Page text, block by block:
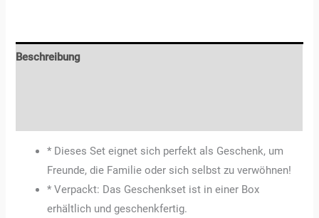
Beschreibung
* Dieses Set eignet sich perfekt als Geschenk, um
Freunde, die Familie oder sich selbst zu verwöhnen!
* Verpackt: Das Geschenkset ist in einer Box
erhältlich und geschenkfertig.